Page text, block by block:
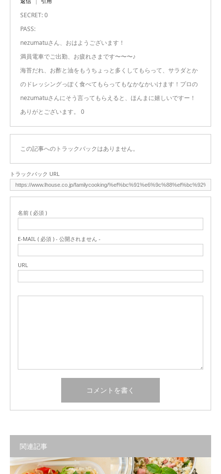
SECRET: 0
PASS:
nezumatuさん、おはようございます！
満員電車でご出勤、お疲れさまです〜〜〜♪
海苔だれ、お酢と油をもうちょっと多くしてもらって、サラダとか
のドレッシングっぽく食べてもらってもなかなかいけます！プロの
nezumatuさんにそう言ってもらえると、ほんまに嬉しいですー！
ありがとございます。 0
この記事へのトラックバックはありません。
トラックバック URL
名前 ( 必須 )
E-MAIL ( 必須 ) - 公開されません -
URL
関連記事